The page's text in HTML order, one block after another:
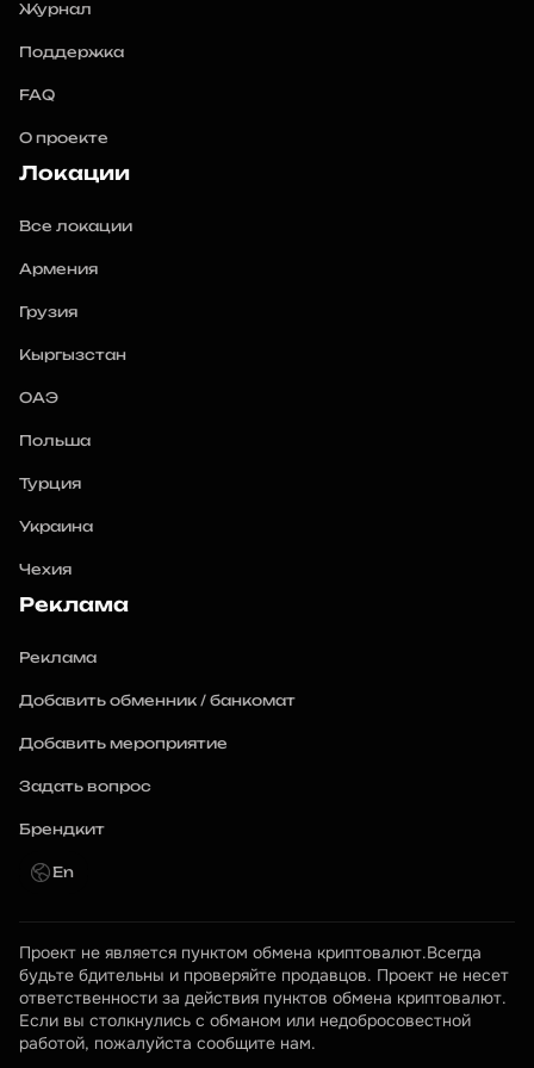
Журнал
Поддержка
FAQ
О проекте
Локации
Все локации
Армения
Грузия
Кыргызстан
ОАЭ
Польша
Турция
Украина
Чехия
Реклама
Реклама
Добавить обменник / банкомат
Добавить мероприятие
Задать вопрос
Брендкит
En
Проект не является пунктом обмена криптовалют.Всегда
будьте бдительны и проверяйте продавцов. Проект не несет
ответственности за действия пунктов обмена криптовалют.
Если вы столкнулись с обманом или недобросовестной
работой, пожалуйста сообщите нам.